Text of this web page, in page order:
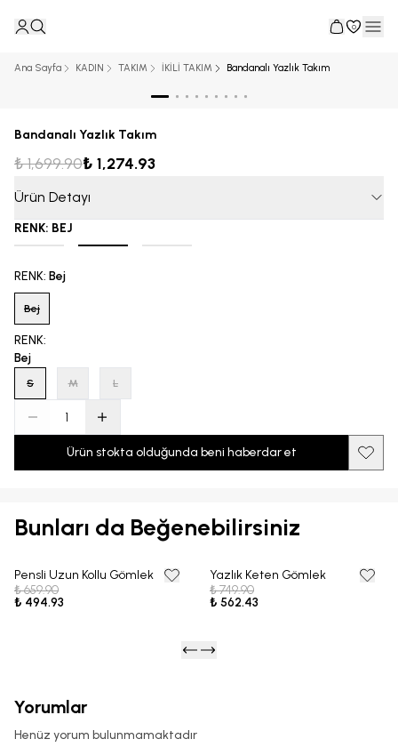
0
Ana Sayfa KADIN TAKIM İKİLİ TAKIM Bandanalı Yazlık Takım
Bandanalı Yazlık Takım
₺ 1,699.90₺ 1,274.93
Ürün Detayı
RENK: BEJ
RENK: Bej
Bej
RENK:
Bej
S M L
Ürün stokta olduğunda beni haberdar et
Bunları da Beğenebilirsiniz
25% OFF
Pensli Uzun Kollu Gömlek
₺ 659.90
₺ 494.93
25% OFF
Yazlık Keten Gömlek
₺ 749.90
₺ 562.43
Yorumlar
Henüz yorum bulunmamaktadır